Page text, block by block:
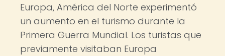
Europa, América del Norte experimentó
un aumento en el turismo durante la
Primera Guerra Mundial. Los turistas que
previamente visitaban Europa